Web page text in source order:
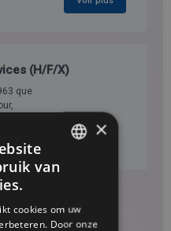
×
van
cookies om uw
Door onze